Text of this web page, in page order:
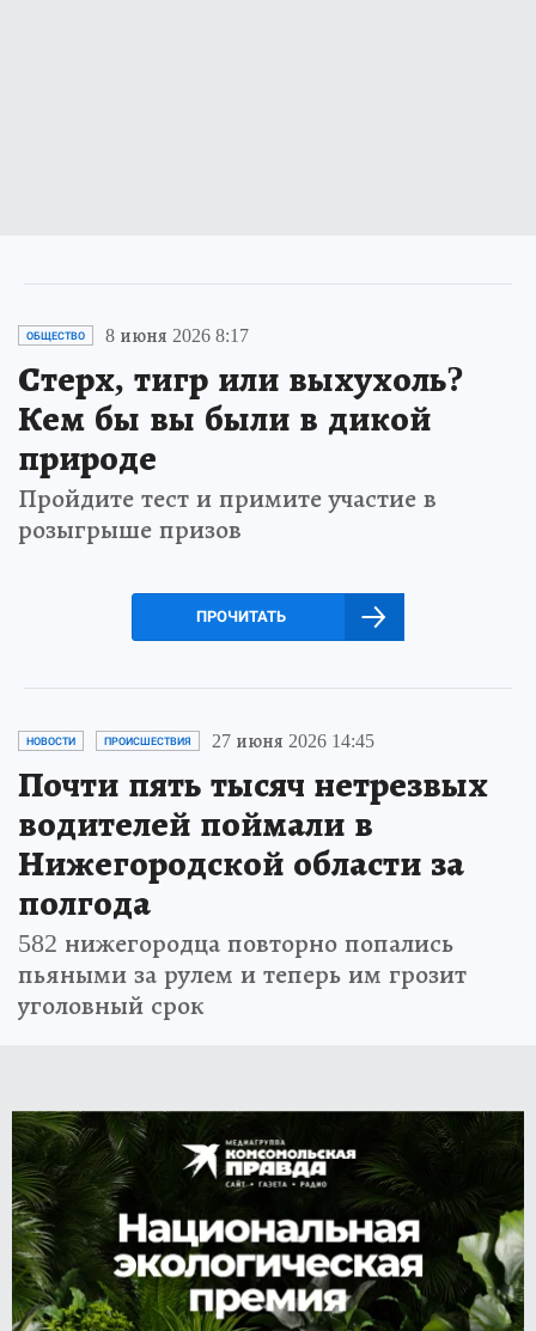
ОБЩЕСТВО 8 июня 2026 8:17
Стерх, тигр или выхухоль?
Кем бы вы были в дикой
природе
Пройдите тест и примите участие в
розыгрыше призов
ПРОЧИТАТЬ
НОВОСТИ ПРОИСШЕСТВИЯ 27 июня 2026 14:45
Почти пять тысяч нетрезвых
водителей поймали в
Нижегородской области за
полгода
582 нижегородца повторно попались
пьяными за рулем и теперь им грозит
уголовный срок